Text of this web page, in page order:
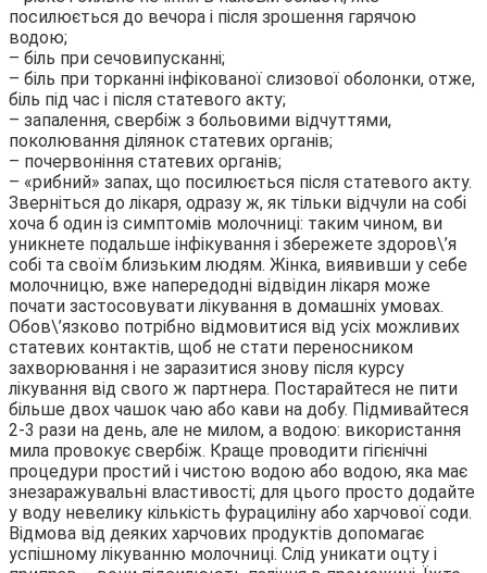
посилюється до вечора і після зрошення гарячою
водою;
– біль при сечовипусканні;
– біль при торканні інфікованої слизової оболонки, отже,
біль під час і після статевого акту;
– запалення, свербіж з больовими відчуттями,
поколювання ділянок статевих органів;
– почервоніння статевих органів;
– «рибний» запах, що посилюється після статевого акту.
Зверніться до лікаря, одразу ж, як тільки відчули на собі
хоча б один із симптомів молочниці: таким чином, ви
уникнете подальше інфікування і збережете здоров\’я
собі та своїм близьким людям. Жінка, виявивши у себе
молочницю, вже напередодні відвідин лікаря може
почати застосовувати лікування в домашніх умовах.
Обов\’язково потрібно відмовитися від усіх можливих
статевих контактів, щоб не стати переносником
захворювання і не заразитися знову після курсу
лікування від свого ж партнера. Постарайтеся не пити
більше двох чашок чаю або кави на добу. Підмивайтеся
2-3 рази на день, але не милом, а водою: використання
мила провокує свербіж. Краще проводити гігієнічні
процедури простий і чистою водою або водою, яка має
знезаражувальні властивості; для цього просто додайте
у воду невелику кількість фурациліну або харчової соди.
Відмова від деяких харчових продуктів допомагає
успішному лікуванню молочниці. Слід уникати оцту і